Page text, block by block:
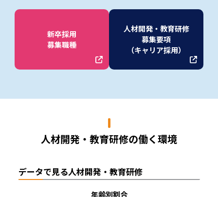
新卒採用
募集職種
人材開発・教育研修
募集要項
（キャリア採用）
人材開発・教育研修の働く環境
データで見る人材開発・教育研修
年齢別割合